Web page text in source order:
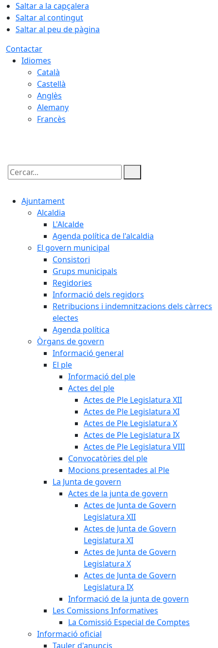
Saltar a la capçalera
Saltar al contingut
Saltar al peu de pàgina
Contactar
Idiomes
Català
Castellà
Anglès
Alemany
Francès
Cercar:
Ajuntament
Alcaldia
L'Alcalde
Agenda política de l'alcaldia
El govern municipal
Consistori
Grups municipals
Regidories
Informació dels regidors
Retribucions i indemnitzacions dels càrrecs
electes
Agenda política
Òrgans de govern
Informació general
El ple
Informació del ple
Actes del ple
Actes de Ple Legislatura XII
Actes de Ple Legislatura XI
Actes de Ple Legislatura X
Actes de Ple Legislatura IX
Actes de Ple Legislatura VIII
Convocatòries del ple
Mocions presentades al Ple
La Junta de govern
Actes de la junta de govern
Actes de Junta de Govern
Legislatura XII
Actes de Junta de Govern
Legislatura XI
Actes de Junta de Govern
Legislatura X
Actes de Junta de Govern
Legislatura IX
Informació de la junta de govern
Les Comissions Informatives
La Comissió Especial de Comptes
Informació oficial
Tauler d'anuncis